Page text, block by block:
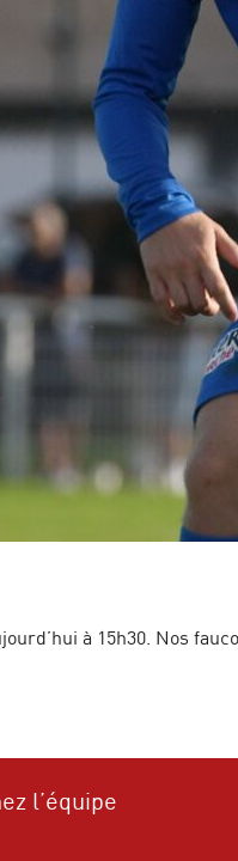
à 15h30. Nos
l’équipe